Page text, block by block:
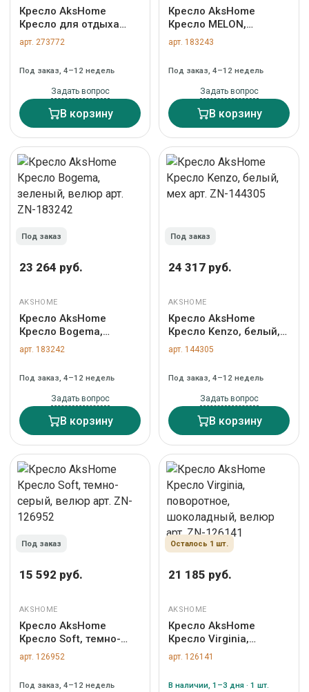
Кресло AksHome
Кресло для отдыха
RELAX, ткань, бежевый
арт. ZN-273772
арт. 273772
Под заказ, 4–12 недель
Задать вопрос
В корзину
Кресло AksHome
Кресло MELON,
поворотное, бежевый
велюр/черный арт. ZN-
арт. 183243
Под заказ, 4–12 недель
Задать вопрос
В корзину
Под заказ
23 264 руб.
AKSHOME
Кресло AksHome
Кресло Bogema,
зеленый, велюр арт.
ZN-183242
арт. 183242
Под заказ, 4–12 недель
Задать вопрос
В корзину
Под заказ
24 317 руб.
AKSHOME
Кресло AksHome
Кресло Kenzo, белый,
мех арт. ZN-144305
арт. 144305
Под заказ, 4–12 недель
Задать вопрос
В корзину
Под заказ
15 592 руб.
AKSHOME
Кресло AksHome
Кресло Soft, темно-
серый, велюр арт. ZN-
126952
арт. 126952
Под заказ, 4–12 недель
Осталось 1 шт.
21 185 руб.
AKSHOME
Кресло AksHome
Кресло Virginia,
поворотное,
шоколадный, велюр
арт. 126141
В наличии, 1–3 дня · 1 шт.